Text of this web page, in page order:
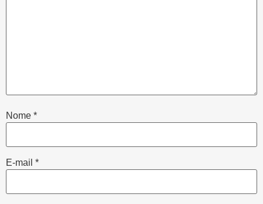
Nome *
E-mail *